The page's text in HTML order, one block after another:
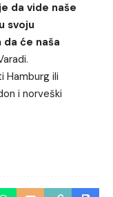
da vide naše
svoju
će naša
Hamburg ili
i norveški